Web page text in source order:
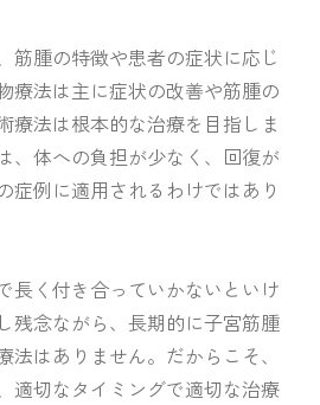
筋腫の特徴や患者の症状に応じ
療法は主に症状の改善や筋腫の
療法は根本的な治療を目指しま
、体への負担が少なく、回復が
症例に適用されるわけではあり
長く付き合っていかないといけ
残念ながら、長期的に子宮筋腫
法はありません。だからこそ、
適切なタイミングで適切な治療